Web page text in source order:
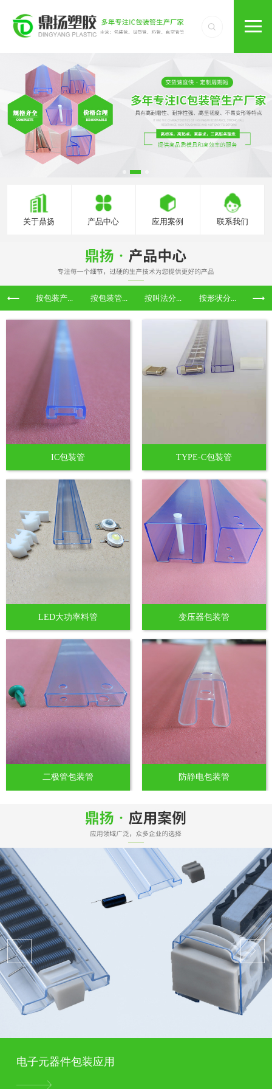
关于鼎扬 产品中心 应用案例 联系我们
按包装产... 按包装管... 按叫法分... 按形状分...
IC包装管 TYPE-C包装管
LED大功率料管 变压器包装管
二极管包装管 防静电包装管
电子元器件包装应用